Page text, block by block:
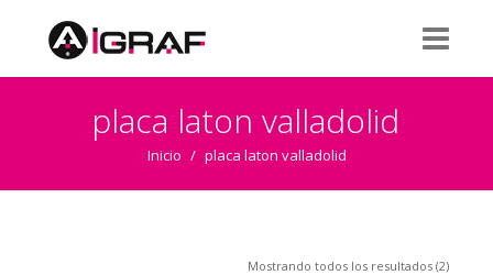
placa laton valladolid
Inicio / placa laton valladolid
Mostrando todos los resultados (2)